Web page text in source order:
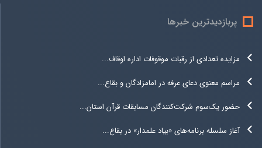
پربازدیدترین خبرها
مزایده تعدادی از رقبات موقوفات اداره اوقاف...
مراسم معنوی دعای عرفه در امامزادگان و بقاع...
حضور یک‌سوم شرکت‌کنندگان مسابقات قرآن استان...
آغاز سلسله برنامه‌های «بیاد علمدار» در بقاع...